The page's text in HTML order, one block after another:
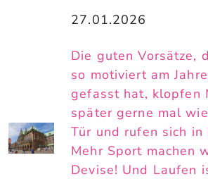
27.01.2026
Die guten Vorsätze,
so motiviert am
gefasst hat, klopfen
später gerne mal
Tür und rufen sich in
Mehr Sport machen
Devise! Und Laufen